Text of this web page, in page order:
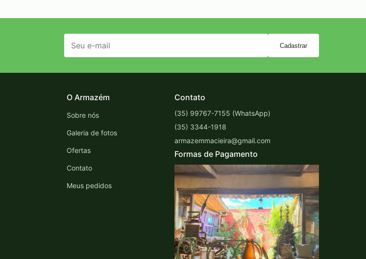
Cadastrar
O Armazém
Sobre nós
Galeria de fotos
Ofertas
Contato
Meus pedidos
Contato
(35) 99767-7155 (WhatsApp)
(35) 3344-1918
armazemmacieira@gmail.com
Formas de Pagamento